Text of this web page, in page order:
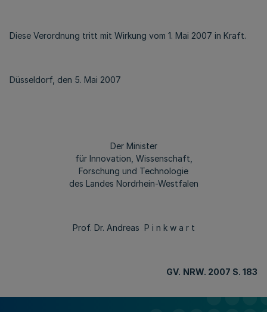
Diese Verordnung tritt mit Wirkung vom 1. Mai 2007 in Kraft.
Düsseldorf, den 5. Mai 2007
Der Minister
für Innovation, Wissenschaft,
Forschung und Technologie
des Landes Nordrhein-Westfalen
Prof. Dr. Andreas P i n k w a r t
GV. NRW. 2007 S. 183